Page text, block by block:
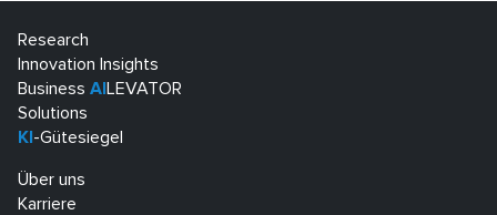
Research
Innovation Insights
Business AI LEVATOR
Solutions
KI -Gütesiegel
Über uns
Karriere